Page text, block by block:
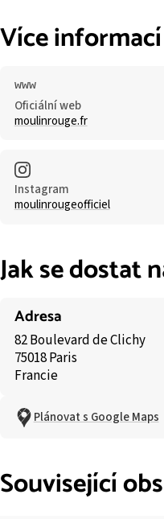
Více informací
Oficiální web
moulinrouge.fr
Instagram
moulinrougeofficiel
Jak se dostat
Adresa
82 Boulevard de Clichy
75018 Paris
Francie
Plánovat s Google Maps
Související